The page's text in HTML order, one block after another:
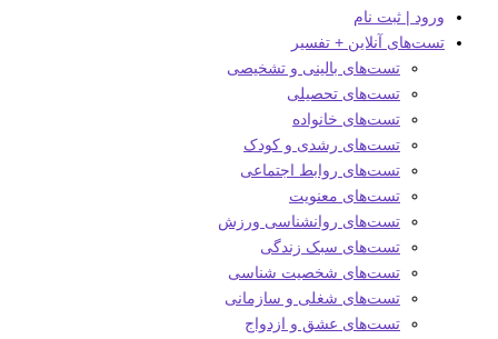
ورود | ثبت نام
تست‌های آنلاین + تفسیر
تست‌های بالینی و تشخیصی
تست‌های تحصیلی
تست‌های خانواده
تست‌های رشدی و کودک
تست‌های روابط اجتماعی
تست‌های معنویت
تست‌های روانشناسی ورزش
تست‌های سبک زندگی
تست‌های شخصیت شناسی
تست‌های شغلی و سازمانی
تست‌های عشق و ازدواج